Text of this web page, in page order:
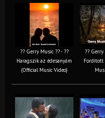
?? Gerry Music ?? - ??
Haragszik az édesanyám
(Official Music Video)
?? Gerry
Fordított